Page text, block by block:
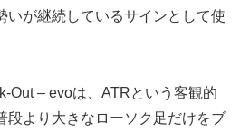
いが継続しているサインとして使
Out – evoは、ATRという客観的
段より大きなローソク足だけをブ